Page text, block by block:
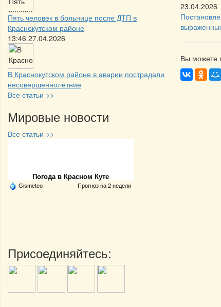
Пять человек в больнице после ДТП в
Краснокутском районе
13:46 27.04.2026
В Краснокутском районе в аварии пострадали
несовершеннолетние
Все статьи >>
Мировые новости
Все статьи >>
Погода в Красном Куте
Gismeteo Прогноз на 2 недели
Присоединяйтесь:
23.04.2026
Вы можете